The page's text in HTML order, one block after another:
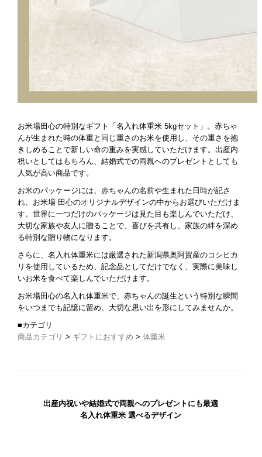
お米場田心の特別なギフト「名入れ体重米 5kgセット」。赤ちゃ
んが生まれた時の体重と同じ重さのお米を使用し、その重さを抱
きしめることで新しい命の重みを実感していただけます。出産内
祝いとしてはもちろん、結婚式での両親へのプレゼントとしても
人気が高い商品です。
お米のパッケージには、赤ちゃんの名前や生まれた日時が記さ
れ、お米場 田心のオリジナルデザインの中からお選びいただけま
す。世界に一つだけのパッケージは見た目も楽しんでいただけ、
大切な家族や友人に贈ることで、喜びを共有し、家族の絆を深め
る特別な贈り物になります。
さらに、名入れ体重米には厳選された新潟県奥阿賀産のコシヒカ
リを使用しているため、記念品としてだけでなく、実際に美味し
いお米を食べて楽しんでいただけます。
お米場田心の名入れ体重米で、赤ちゃんの誕生という特別な瞬間
をいつまでも記憶に留め、大切な思い出を形にしてみませんか。
■カテゴリ
商品カテゴリ > ギフトにおすすめ > 体重米
出産内祝いや結婚式で両親へのプレゼントにも最適
名入れ体重米 選べるデザイン